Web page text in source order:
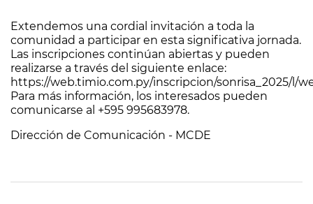
Extendemos una cordial invitación a toda la
comunidad a participar en esta significativa jornada.
Las inscripciones continúan abiertas y pueden
realizarse a través del siguiente enlace:
https://web.timio.com.py/inscripcion/sonrisa_2025/l/
Para más información, los interesados pueden
comunicarse al +595 995683978.
Dirección de Comunicación - MCDE